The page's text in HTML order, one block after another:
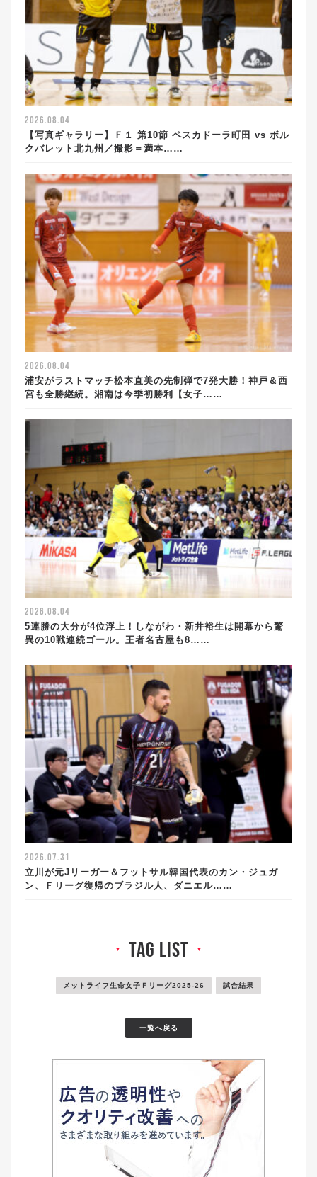
2026.08.04
【写真ギャラリー】Ｆ１ 第10節 ペスカドーラ町田 vs ボル
クバレット北九州／撮影＝満本……
2026.08.04
浦安がラストマッチ松本直美の先制弾で7発大勝！神戸＆西
宮も全勝継続。湘南は今季初勝利【女子……
2026.08.04
5連勝の大分が4位浮上！しながわ・新井裕生は開幕から驚
異の10戦連続ゴール。王者名古屋も8……
2026.07.31
立川が元Jリーガー＆フットサル韓国代表のカン・ジュガ
ン、Ｆリーグ復帰のブラジル人、ダニエル……
▼ tag list ▼
メットライフ生命女子Ｆリーグ2025-26 試合結果
一覧へ戻る